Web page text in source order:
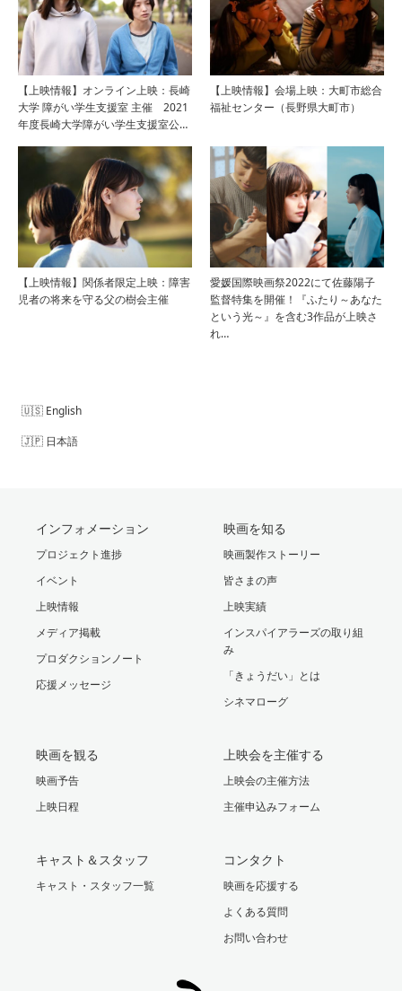
【上映情報】オンライン上映：長崎
大学 障がい学生支援室 主催 2021
年度長崎大学障がい学生支援室公…
【上映情報】会場上映：大町市総合
福祉センター（長野県大町市）
【上映情報】関係者限定上映：障害
児者の将来を守る父の樹会主催
愛媛国際映画祭2022にて佐藤陽子
監督特集を開催！『ふたり～あなた
という光～』を含む3作品が上映さ
れ…
English
日本語
インフォメーション
プロジェクト進捗
イベント
上映情報
メディア掲載
プロダクションノート
応援メッセージ
映画を知る
映画製作ストーリー
皆さまの声
上映実績
インスパイアラーズの取り組
み
「きょうだい」とは
シネマローグ
映画を観る
映画予告
上映日程
上映会を主催する
上映会の主催方法
主催申込みフォーム
キャスト＆スタッフ
キャスト・スタッフ一覧
コンタクト
映画を応援する
よくある質問
お問い合わせ